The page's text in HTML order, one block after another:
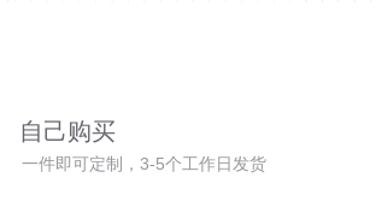
自己购买
一件即可定制，3-5个工作日发货